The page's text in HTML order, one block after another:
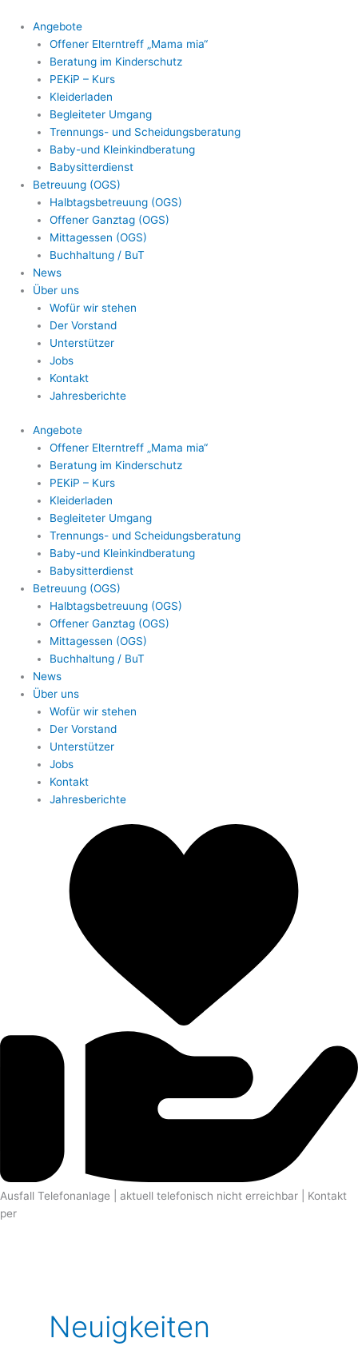
Inhalt
springen
Angebote
Offener Elterntreff „Mama mia“
Beratung im Kinderschutz
PEKiP – Kurs
Kleiderladen
Begleiteter Umgang
Trennungs- und Scheidungsberatung
Baby-und Kleinkindberatung
Babysitterdienst
Betreuung (OGS)
Halbtagsbetreuung (OGS)
Offener Ganztag (OGS)
Mittagessen (OGS)
Buchhaltung / BuT
News
Über uns
Wofür wir stehen
Der Vorstand
Unterstützer
Jobs
Kontakt
Jahresberichte
Angebote
Offener Elterntreff „Mama mia“
Beratung im Kinderschutz
PEKiP – Kurs
Kleiderladen
Begleiteter Umgang
Trennungs- und Scheidungsberatung
Baby-und Kleinkindberatung
Babysitterdienst
Betreuung (OGS)
Halbtagsbetreuung (OGS)
Offener Ganztag (OGS)
Mittagessen (OGS)
Buchhaltung / BuT
News
Über uns
Wofür wir stehen
Der Vorstand
Unterstützer
Jobs
Kontakt
Jahresberichte
Ausfall Telefonanlage | aktuell telefonisch nicht erreichbar | Kontakt
per
Neuigkeiten